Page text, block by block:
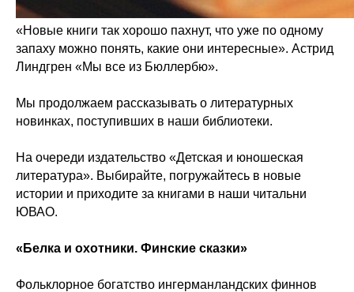
«Новые книги так хорошо пахнут, что уже по одному
запаху можно понять, какие они интересные». Астрид
Линдгрен «Мы все из Бюллербю».
Мы продолжаем рассказывать о литературных
новинках, поступивших в наши библиотеки.
На очереди издательство «Детская и юношеская
литература». Выбирайте, погружайтесь в новые
истории и приходите за книгами в наши читальни
ЮВАО.
«Белка и охотники. Финские сказки»
Фольклорное богатство ингерманландских финнов